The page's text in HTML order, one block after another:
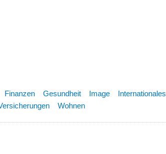
Finanzen Gesundheit Image Internationales
Wohnen